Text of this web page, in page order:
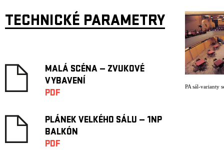
TECHNICKÉ PARAMETRY
MALÁ SCÉNA — ZVUKOVÉ
VYBAVENÍ
PDF
PLÁNEK VELKÉHO SÁLU — 1NP
BALKÓN
PDF
PA sál-varianty